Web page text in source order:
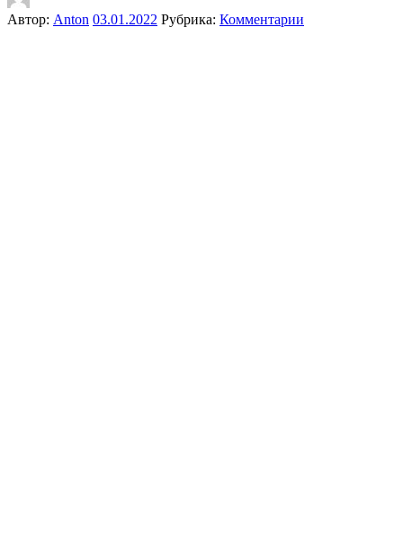
Автор: Anton 03.01.2022 Рубрика: Комментарии